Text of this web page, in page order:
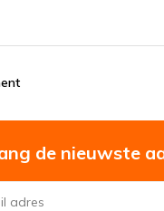
de nieuwste